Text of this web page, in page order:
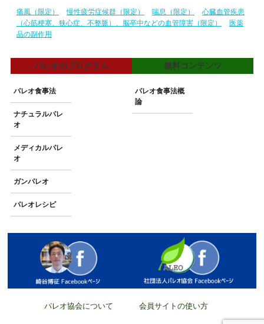
痛風（限定） 慢性疲労症候群（限定） 喘息（限定）
心臓血管疾患
（心筋梗塞、狭心症、不整脈）、脳卒中などの血管障害（限定）
医薬
品の副作用
パレオのプログラム
パレオ食事法
ナチュラルパレ
オ
メディカルパレ
オ
ガンパレオ
パレオレシピ
無料コンテンツ
パレオ食事法概
論
パレオ協会について 会員サイトの使い方